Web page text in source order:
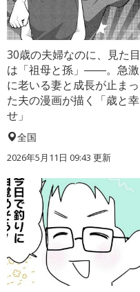
30歳の夫婦なのに、見た目
は「祖母と孫」――。急激
に老いる妻と成長が止まっ
た夫の漫画が描く「歳と幸
せ」
全国
2026年5月11日 09:43 更新